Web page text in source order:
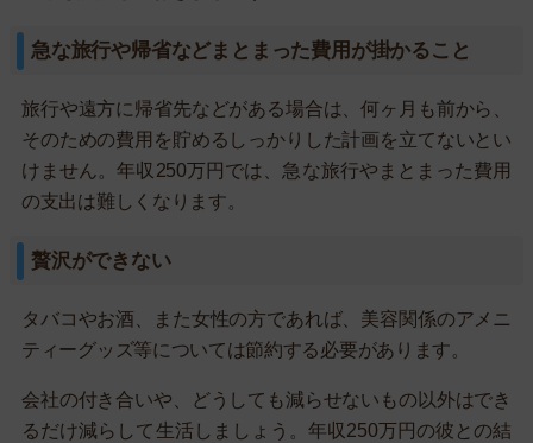
急な旅行や帰省などまとまった費用が掛かること
旅行や遠方に帰省先などがある場合は、何ヶ月も前から、
そのための費用を貯めるしっかりした計画を立てないとい
けません。年収250万円では、急な旅行やまとまった費用
の支出は難しくなります。
贅沢ができない
タバコやお酒、また女性の方であれば、美容関係のアメニ
ティーグッズ等については節約する必要があります。
会社の付き合いや、どうしても減らせないもの以外はでき
るだけ減らして生活しましょう。年収250万円の彼との結